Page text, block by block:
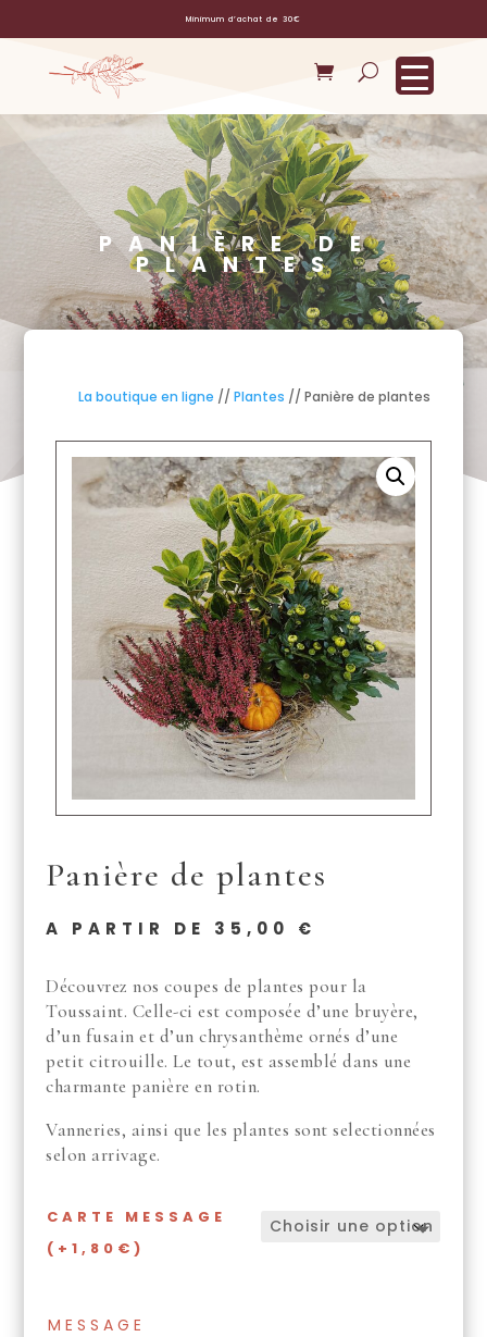
Minimum d’achat de 30€
PANIÈRE DE
PLANTES
La boutique en ligne //Plantes // Panière de plantes
Panière de plantes
A PARTIR DE 35,00 €
Découvrez nos coupes de plantes pour la
Toussaint. Celle-ci est composée d’une bruyère,
d’un fusain et d’un chrysanthème ornés d’une
petit citrouille. Le tout, est assemblé dans une
charmante panière en rotin.
Vanneries, ainsi que les plantes sont selectionnées
selon arrivage.
CARTE MESSAGE
(+1,80€)
MESSAGE